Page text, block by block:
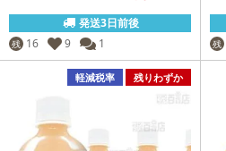
発送3日前後
残 16 9 1 残
軽減税率 残りわずか